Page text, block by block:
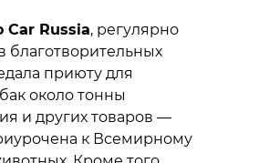
Car Russia, регулярно
благотворительных
приюту для
около тонны
и других товаров —
к Всемирному